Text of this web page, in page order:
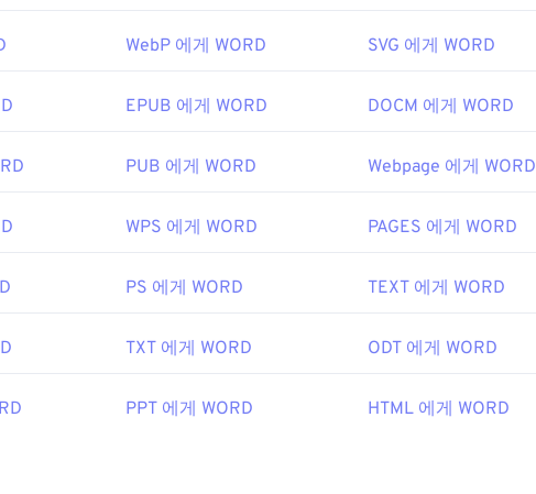
WebP 에게 WORD SVG 에게 WORD
EPUB 에게 WORD DOCM 에게 WORD
PUB 에게 WORD Webpage 에게 WORD
WPS 에게 WORD PAGES 에게 WORD
PS 에게 WORD TEXT 에게 WORD
TXT 에게 WORD ODT 에게 WORD
PPT 에게 WORD HTML 에게 WORD